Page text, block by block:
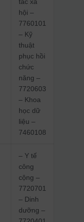
hội –
7760101
– Kỹ
thuật
phục hồi
chức
năng –
7720603
– Khoa
học dữ
liệu –
7460108
– Y tế
công
cộng –
7720701
– Dinh
dưỡng –